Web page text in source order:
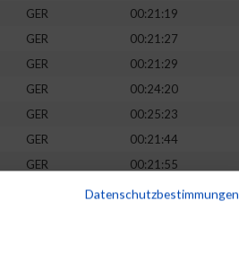
GER 00:21:19
GER
00:21:27
GER
00:21:29
GER
00:24:20
GER
00:25:23
GER 00:21:44
GER
00:21:55
00:22:07
Datenschutzbestimmungen